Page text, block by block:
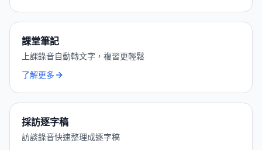
課堂筆記
上課錄音自動轉文字，複習更輕鬆
了解更多
採訪逐字稿
訪談錄音快速整理成逐字稿